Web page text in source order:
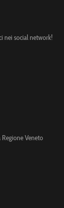
nei social network!
Veneto